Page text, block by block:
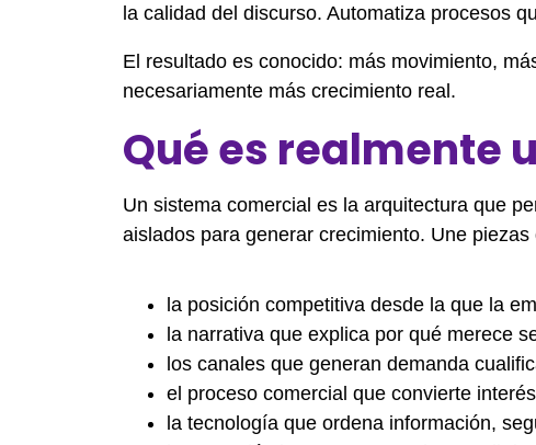
la calidad del discurso. Automatiza procesos
El resultado es conocido: más movimiento,
necesariamente más crecimiento real.
Qué es realmente
Un sistema comercial es la arquitectura que
aislados para generar crecimiento. Une
la posición competitiva desde la que la
la narrativa que explica por qué merece
los canales que generan demanda
el proceso comercial que convierte
la tecnología que ordena información,